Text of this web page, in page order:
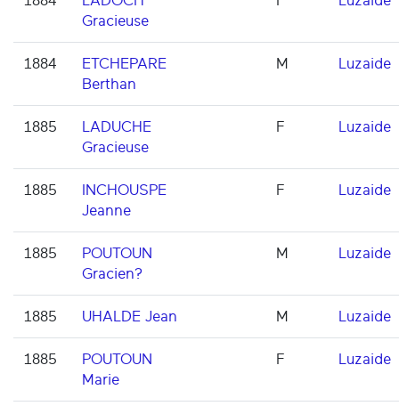
Gracieuse
1884
ETCHEPARE
Berthan
M Luzaide
1885
LADUCHE
Gracieuse
F Luzaide
1885
INCHOUSPE
Jeanne
F Luzaide
1885
POUTOUN
Gracien?
M Luzaide
1885 UHALDE Jean M Luzaide
1885
POUTOUN
Marie
F Luzaide